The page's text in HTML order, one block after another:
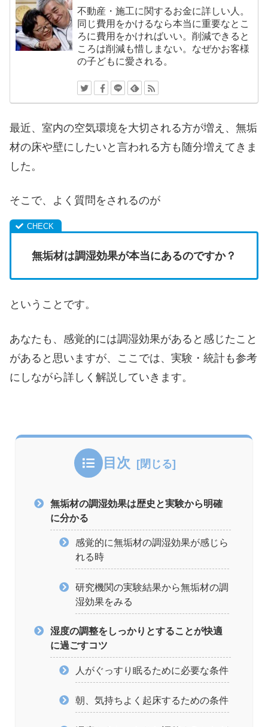
不動産・施工に関するお金に詳しい人。
同じ費用をかけるなら本当に重要なとこ
ろに費用をかければいい。削減できると
ころは削減も惜しまない。なぜかお客様
の子どもに愛される。
最近、室内の空気環境を大切される方が増え、無垢
材の床や壁にしたいと言われる方も随分増えてきま
した。
そこで、よく質問をされるのが
無垢材は調湿効果が本当にあるのですか？
ということです。
あなたも、感覚的には調湿効果があると感じたこと
があると思いますが、ここでは、実験・統計も参考
にしながら詳しく解説していきます。
目次
無垢材の調湿効果は歴史と実験から明確
に分かる
感覚的に無垢材の調湿効果が感じら
れる時
研究機関の実験結果から無垢材の調
湿効果をみる
湿度の調整をしっかりとすることが快適
に過ごすコツ
人がぐっすり眠るために必要な条件
朝、気持ちよく起床するための条件